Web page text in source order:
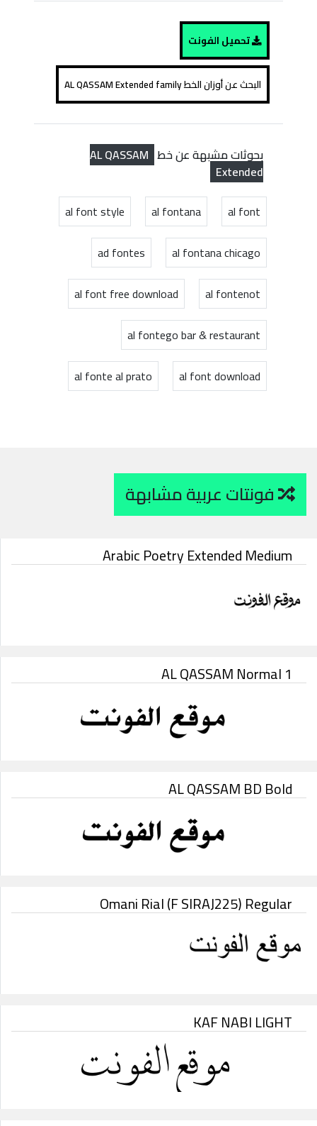
تحميل الفونت
البحث عن أوزان الخط AL QASSAM Extended family
بحوثات مشبهة عن خط AL QASSAM
Extended
al font
al fontana
al font style
al fontana chicago
ad fontes
al fontenot
al font free download
al fontego bar & restaurant
al font download
al fonte al prato
Arabic Poetry Extended Medium
AL QASSAM Normal 1
AL QASSAM BD Bold
Omani Rial (F SIRAJ225) Regular
KAF NABI LIGHT